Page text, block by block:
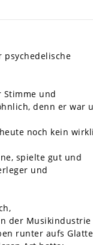
psychedelische
und
denn er war
noch kein
spielte gut und
und
der Musikindustrie
runter aufs